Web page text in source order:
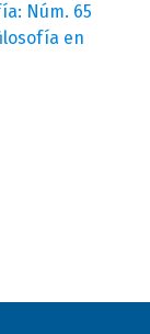
Núm. 65
en